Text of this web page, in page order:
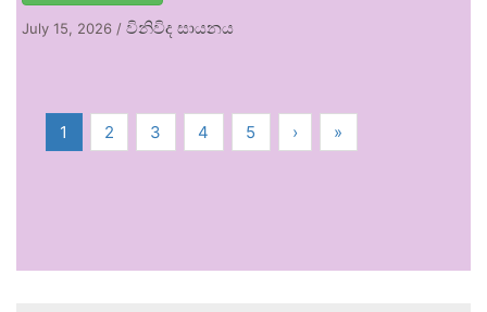
July 15, 2026 / විනිවිද සායනය
1 2 3 4 5 › »